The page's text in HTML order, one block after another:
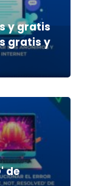
y gratis
gratis y
de